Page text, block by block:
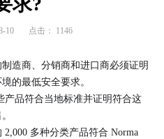
10 点击： 1146
造商、分销商和进口商必须证明
的最低安全要求。
产品符合当地标准并证明符合这
多种分类产品符合 Norma